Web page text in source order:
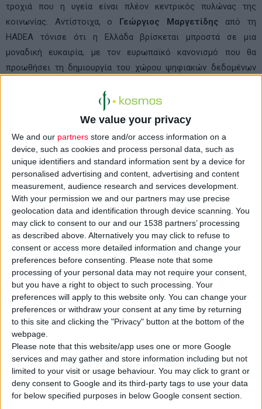
We value your privacy
We and our partners store and/or access information on a
device, such as cookies and process personal data, such as
unique identifiers and standard information sent by a device for
personalised advertising and content, advertising and content
measurement, audience research and services development.
With your permission we and our partners may use precise
geolocation data and identification through device scanning. You
may click to consent to our and our 1538 partners’ processing
as described above. Alternatively you may click to refuse to
consent or access more detailed information and change your
preferences before consenting.
Please note that some
processing of your personal data may not require your consent,
but you have a right to object to such processing. Your
preferences will apply to this website only. You can change your
preferences or withdraw your consent at any time by returning
to this site and clicking the "Privacy" button at the bottom of the
webpage.
Please note that this website/app uses one or more Google
services and may gather and store information including but not
limited to your visit or usage behaviour. You may click to grant or
deny consent to Google and its third-party tags to use your data
for below specified purposes in below Google consent section.
τροχιά που η υγεία είναι πλέον κεντρικός πυλώνας της
κοινωνίας. Αντίστοιχα, ο Γεώργιος Μαργετίδης από τη
HADEA
τόνισε ότι η Ελλάδα βρίσκεται μπροστά σε μια
μοναδική ευκαιρία, με τον ευρωπαϊκό κανονισμό που θα
προωθήσει τη δημιουργία του χώρου ψηφιακών δεδομένων
δημιουργήσει ΠΦΥ και δημόσια υγεία, εντάσσοντας την
ευρωπαϊκή νομοθεσία στο δικό της θεσμικό πλαίσιο. Όπως
ανέφερε, υπάρχει ευρωπαϊκή χρηματοδότηση για να βοηθήσει
την Ελλάδα να εφαρμόσει αυτή την νομοθεσία, όμως η χώρα
πρέπει να εφαρμόσει τον δικό της φορέα για τον ελληνικό
χώρο δεδομένων υγείας. Για το European Health Date Space
μίλησε αναλυτικότερα οΧαράλαμπος Βασιλείου, Digital
Strategy and Innovation Manager, Συνεργάτης ΕΔΥΤΕ Α.Ε.,
Σύμβουλος Ψηφιακής Μεταρρύθμισης, Υπουργείο Ψηφιακής
Διακυβέρνησής. Τέλος, ηΖωή Ράπτη, Υφυπουργός Υγείας,
αρμόδια για τα Θέματα Ψυχικής Υγείας στην ομιλία της
αναφέρθηκε στα προβλήματα κατάθλιψης, ενδοοικογενειακής
βίας, προβλημάτων σε παιδιά και εφήβους, επίταση άνοιας σε
απομονωμένους ηλικιωμένους, αλλά και ανάδειξη της ανάγκης
για παροχή εξ αποστάσεως φροντίδας ψυχικής υγείας, ενώ
κλείνοντας τόνισε ότι είναι αποτελεσματική η χρήση
ψηφιακών εργαλείων στην ψυχοκοινωνική υποστήριξη.
ΟΣπύρος Γιαμάς, Public Segment ICT Sales Leader, OTE Group,
παρουσίασε τις σημαντικές επενδύσεις που έχουν γίνει στο
χώρο της υγείας σε συνεργασία με το Υπουργείο Ψηφιακής